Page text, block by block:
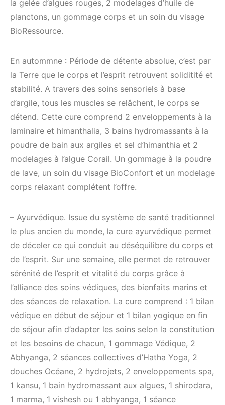
la gelée d’algues rouges, 2 modelages d’huile de
planctons, un gommage corps et un soin du visage
BioRessource.
En autommne : Période de détente absolue, c’est par
la Terre que le corps et l’esprit retrouvent soliditité et
stabilité. A travers des soins sensoriels à base
d’argile, tous les muscles se relâchent, le corps se
détend. Cette cure comprend 2 enveloppements à la
laminaire et himanthalia, 3 bains hydromassants à la
poudre de bain aux argiles et sel d’himanthia et 2
modelages à l’algue Corail. Un gommage à la poudre
de lave, un soin du visage BioConfort et un modelage
corps relaxant complétent l’offre.
– Ayurvédique. Issue du système de santé traditionnel
le plus ancien du monde, la cure ayurvédique permet
de déceler ce qui conduit au déséquilibre du corps et
de l’esprit. Sur une semaine, elle permet de retrouver
sérénité de l’esprit et vitalité du corps grâce à
l’alliance des soins védiques, des bienfaits marins et
des séances de relaxation. La cure comprend : 1 bilan
védique en début de séjour et 1 bilan yogique en fin
de séjour afin d’adapter les soins selon la constitution
et les besoins de chacun, 1 gommage Védique, 2
Abhyanga, 2 séances collectives d’Hatha Yoga, 2
douches Océane, 2 hydrojets, 2 enveloppements spa,
1 kansu, 1 bain hydromassant aux algues, 1 shirodara,
1 marma, 1 vishesh ou 1 abhyanga, 1 séance